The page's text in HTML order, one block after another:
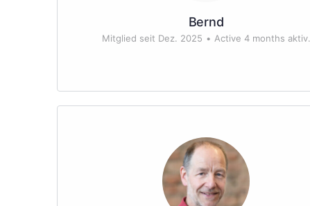
Bernd
Mitglied seit Dez. 2025 • Active 4 months aktiv.